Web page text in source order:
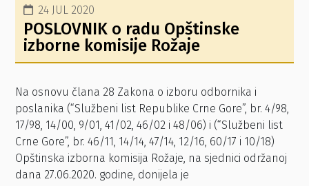
24 JUL 2020
POSLOVNIK o radu Opštinske
izborne komisije Rožaje
Na osnovu člana 28 Zakona o izboru odbornika i
poslanika (“Službeni list Republike Crne Gore”, br. 4/98,
17/98, 14/00, 9/01, 41/02, 46/02 i 48/06) i (“Službeni list
Crne Gore”, br. 46/11, 14/14, 47/14, 12/16, 60/17 i 10/18)
Opštinska izborna komisija Rožaje, na sjednici održanoj
dana 27.06.2020. godine, donijela je